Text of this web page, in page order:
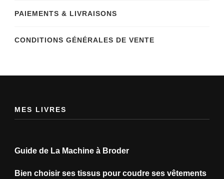
PAIEMENTS & LIVRAISONS
CONDITIONS GÉNÉRALES DE VENTE
MES LIVRES
Guide de La Machine à Broder
Bien choisir ses tissus pour coudre ses vêtements